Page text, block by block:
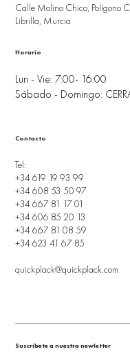
Calle Molino Chico, Polígono
Librilla, Murcia
Lun - Vie: 7:00- 16:00
Sábado - Domingo:
Horario
Tel:
+34 619 19 93 99
+34 608 53 50 97
+34 667 81 17 01
+34 606 85 20 13
+34 667 81 08 59
+34 623 41 67 85
quickplack@quickplack.com
Contacto
Suscríbete a nuestra newletter